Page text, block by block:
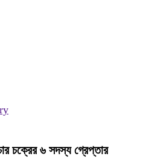
চক্রের ৬ সদস্য গ্রেপ্তার